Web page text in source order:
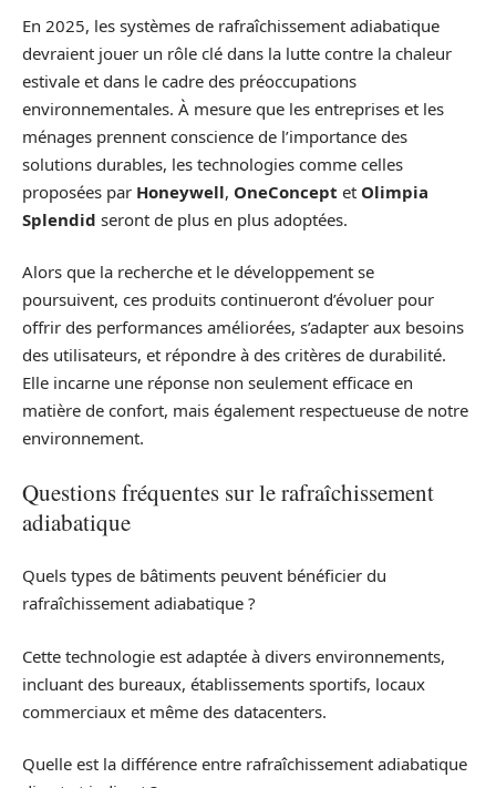
En 2025, les systèmes de rafraîchissement adiabatique
devraient jouer un rôle clé dans la lutte contre la chaleur
estivale et dans le cadre des préoccupations
environnementales. À mesure que les entreprises et les
ménages prennent conscience de l’importance des
solutions durables, les technologies comme celles
proposées par Honeywell, OneConcept et Olimpia
Splendid seront de plus en plus adoptées.
Alors que la recherche et le développement se
poursuivent, ces produits continueront d’évoluer pour
offrir des performances améliorées, s’adapter aux besoins
des utilisateurs, et répondre à des critères de durabilité.
Elle incarne une réponse non seulement efficace en
matière de confort, mais également respectueuse de notre
environnement.
Questions fréquentes sur le rafraîchissement
adiabatique
Quels types de bâtiments peuvent bénéficier du
rafraîchissement adiabatique ?
Cette technologie est adaptée à divers environnements,
incluant des bureaux, établissements sportifs, locaux
commerciaux et même des datacenters.
Quelle est la différence entre rafraîchissement adiabatique